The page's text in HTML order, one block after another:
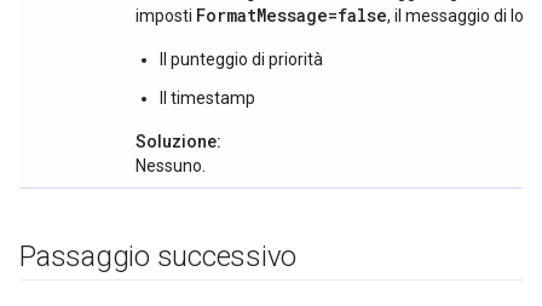
imposti FormatMessage=false, il messaggio di
Il punteggio di priorità
Il timestamp
Soluzione:
Nessuno.
Passaggio successivo